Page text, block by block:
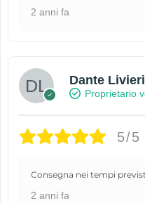
2 anni fa
Dante Livieri
Proprietario
5/5
Consegna nei tempi
2 anni fa